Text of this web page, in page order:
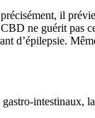
il
ne guérit pas
d’épilepsie.
intestinaux,